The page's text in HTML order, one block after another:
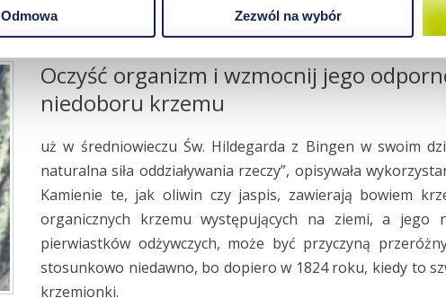
Odmowa Zezwól na wybór
Oczyść organizm i wzmocnij jego
niedoboru krzemu
uż w średniowieczu Św. Hildegarda z Bingen w swoim
naturalna siła oddziaływania rzeczy”, opisywała
Kamienie te, jak oliwin czy jaspis, zawierają bowiem
organicznych krzemu występujących na ziemi, a jego
pierwiastków odżywczych, może być przyczyną
stosunkowo niedawno, bo dopiero w 1824 roku, kiedy to
krzemionki.